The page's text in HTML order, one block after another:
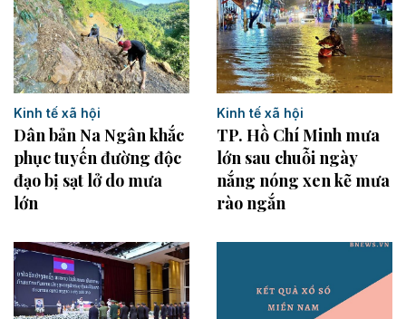
Kinh tế xã hội
Dân bản Na Ngân khắc
phục tuyến đường độc
đạo bị sạt lở do mưa
lớn
Kinh tế xã hội
TP. Hồ Chí Minh mưa
lớn sau chuỗi ngày
nắng nóng xen kẽ mưa
rào ngắn